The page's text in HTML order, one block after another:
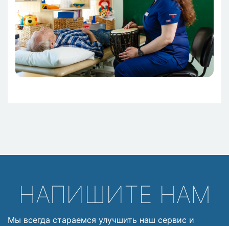
НАПИШИТЕ НАМ
Мы всегда стараемся улучшить наш сервис и